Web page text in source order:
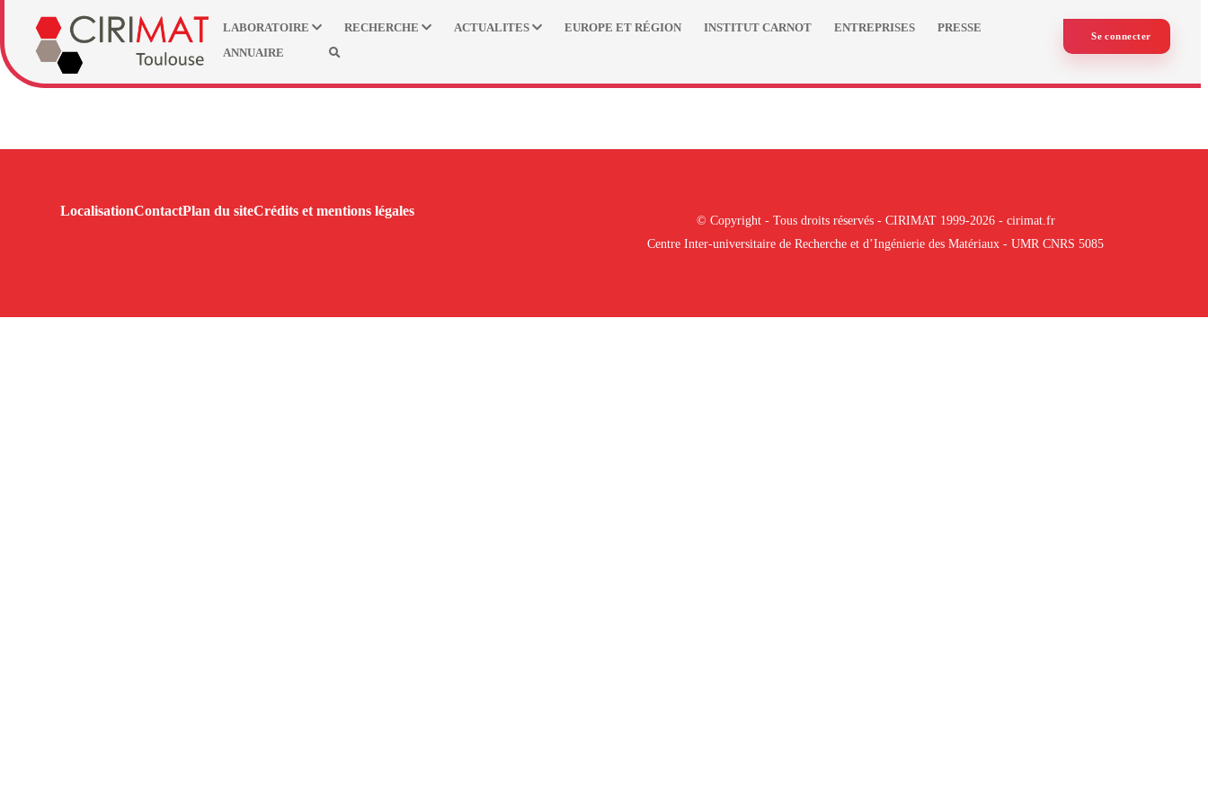
LABORATOIRE RECHERCHE ACTUALITES EUROPE ET RÉGION INSTITUT CARNOT ENTREPRISES
PRESSE
ANNUAIRE
Se connecter
LocalisationContactPlan du siteCrédits et mentions légales
© Copyright - Tous droits réservés - CIRIMAT 1999-2026 - cirimat.fr
Centre Inter-universitaire de Recherche et d’Ingénierie des Matériaux - UMR CNRS 5085